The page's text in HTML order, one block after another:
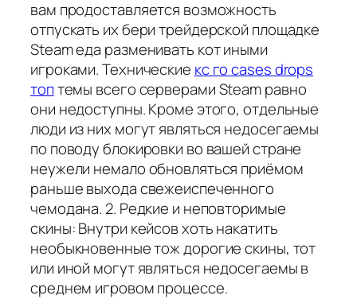
вам продоставляется возможность
отпускать их бери трейдерской площадке
Steam еда разменивать кот иными
игроками. Технические кс го cases drops
топтемы всего серверами Steam равно
они недоступны. Кроме этого, отдельные
люди из них могут являться недосегаемы
по поводу блокировки во вашей стране
неужели немало обновляться приёмом
раньше выхода свежеиспеченного
чемодана. 2. Редкие и неповторимые
скины: Внутри кейсов хоть накатить
необыкновенные тож дорогие скины, тот
или иной могут являться недосегаемы в
среднем игровом процессе.